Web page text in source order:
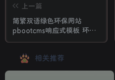
上一篇
简繁双语绿色环保网站
pbootcms响应式模板 环保
相关推荐